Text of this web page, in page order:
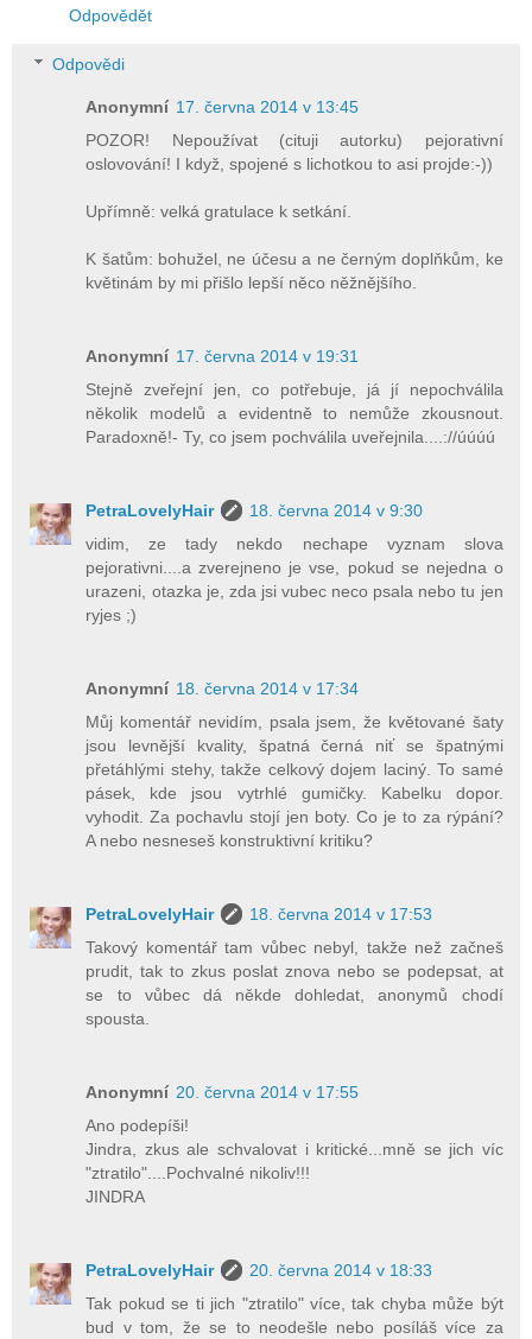
Odpovědět
Odpovědi
Anonymní 17. června 2014 v 13:45
POZOR! Nepoužívat (cituji autorku) pejorativní
oslovování! I když, spojené s lichotkou to asi projde:-))
Upřímně: velká gratulace k setkání.
K šatům: bohužel, ne účesu a ne černým doplňkům, ke
květinám by mi přišlo lepší něco něžnějšího.
Anonymní 17. června 2014 v 19:31
Stejně zveřejní jen, co potřebuje, já jí nepochválila
několik modelů a evidentně to nemůže zkousnout.
Paradoxně!- Ty, co jsem pochválila uveřejnila....://úúúú
PetraLovelyHair
18. června 2014 v 9:30
vidim, ze tady nekdo nechape vyznam slova
pejorativni....a zverejneno je vse, pokud se nejedna o
urazeni, otazka je, zda jsi vubec neco psala nebo tu jen
ryjes ;)
Anonymní 18. června 2014 v 17:34
Můj komentář nevidím, psala jsem, že květované šaty
jsou levnější kvality, špatná černá niť se špatnými
přetáhlými stehy, takže celkový dojem laciný. To samé
pásek, kde jsou vytrhlé gumičky. Kabelku dopor.
vyhodit. Za pochavlu stojí jen boty. Co je to za rýpání?
A nebo nesneseš konstruktivní kritiku?
PetraLovelyHair
18. června 2014 v 17:53
Takový komentář tam vůbec nebyl, takže než začneš
prudit, tak to zkus poslat znova nebo se podepsat, at
se to vůbec dá někde dohledat, anonymů chodí
spousta.
Anonymní 20. června 2014 v 17:55
Ano podepíši!
Jindra, zkus ale schvalovat i kritické...mně se jich víc
"ztratilo"....Pochvalné nikoliv!!!
JINDRA
PetraLovelyHair
20. června 2014 v 18:33
Tak pokud se ti jich "ztratilo" více, tak chyba může být
bud v tom, že se to neodešle nebo posíláš více za